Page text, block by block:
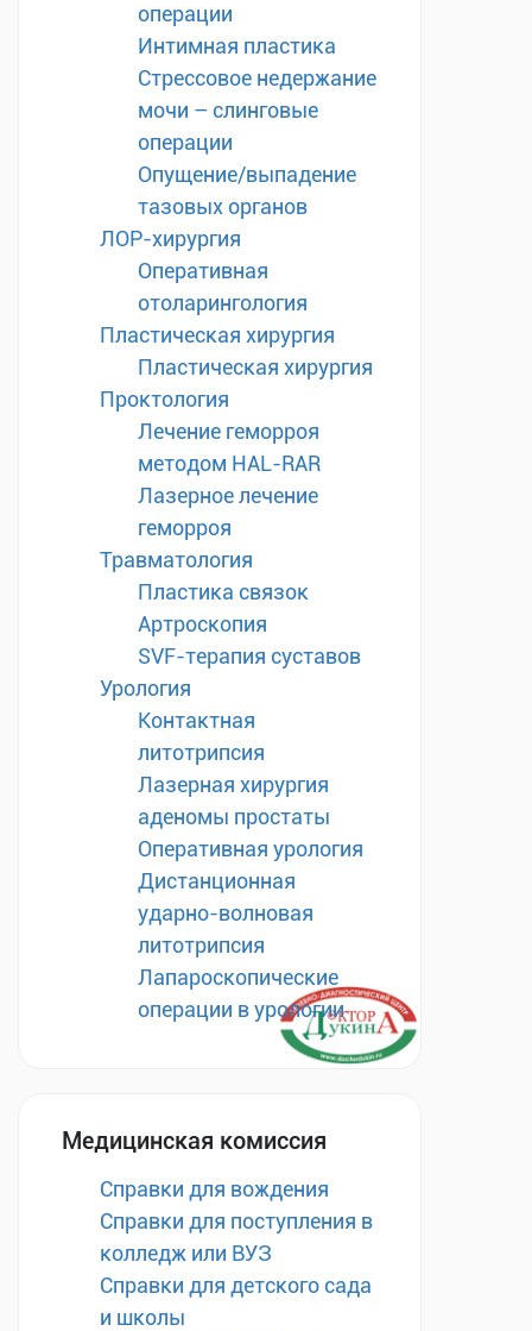
операции
Интимная пластика
Стрессовое недержание
мочи – слинговые
операции
Опущение/выпадение
тазовых органов
ЛОР-хирургия
Оперативная
отоларингология
Пластическая хирургия
Пластическая хирургия
Проктология
Лечение геморроя
методом HAL-RAR
Лазерное лечение
геморроя
Травматология
Пластика связок
Артроскопия
SVF-терапия суставов
Урология
Контактная
литотрипсия
Лазерная хирургия
аденомы простаты
Оперативная урология
Дистанционная
ударно-волновая
литотрипсия
Лапароскопические
операции в урологии
Медицинская комиссия
Справки для вождения
Справки для поступления в
колледж или ВУЗ
Справки для детского сада
и школы